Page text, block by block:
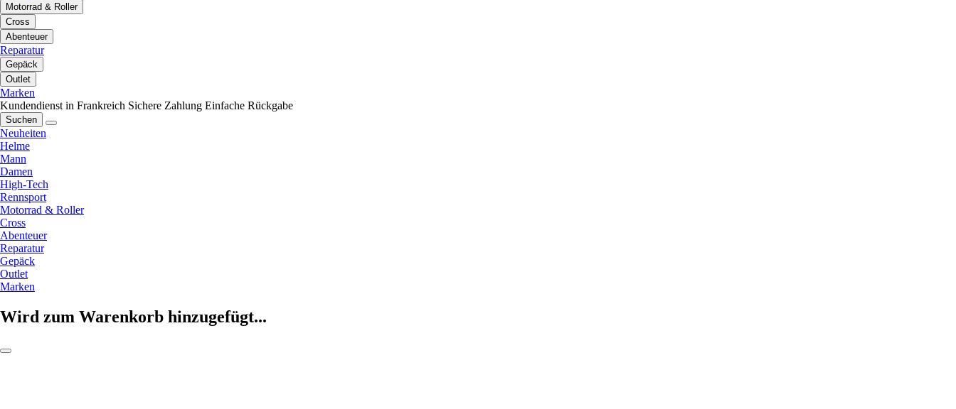
Motorrad & Roller
Cross
Abenteuer
Reparatur
Gepäck
Outlet
Marken
Kundendienst in Frankreich Sichere Zahlung Einfache Rückgabe
Suchen
Neuheiten
Helme
Mann
Damen
High-Tech
Rennsport
Motorrad & Roller
Cross
Abenteuer
Reparatur
Gepäck
Outlet
Marken
Wird zum Warenkorb hinzugefügt...